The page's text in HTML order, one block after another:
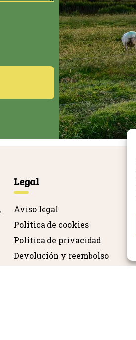
Legal
Aviso legal
Política de cookies
Política de privacidad
Devolución y reembolso